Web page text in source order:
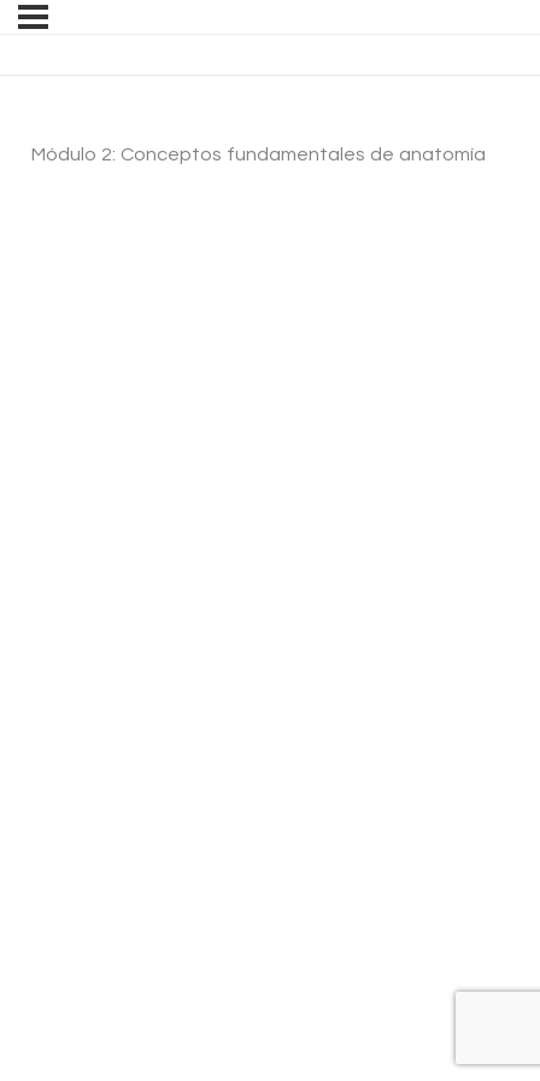
Módulo 2: Conceptos fundamentales de anatomía